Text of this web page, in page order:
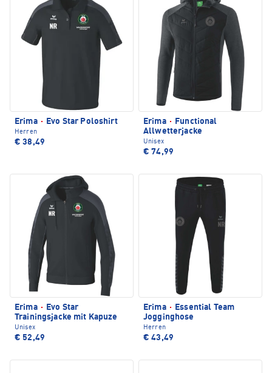
Erima · Evo Star Poloshirt
Herren
€ 38,49
Erima ·
Functional
Allwetterjacke
Unisex
€ 74,99
Erima ·
Evo Star
Trainingsjacke mit Kapuze
Unisex
€ 52,49
Erima ·
Essential Team
Jogginghose
Herren
€ 43,49